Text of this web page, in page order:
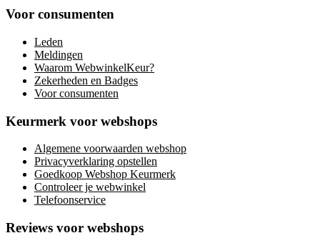
Voor consumenten
Leden
Meldingen
Waarom WebwinkelKeur?
Zekerheden en Badges
Voor consumenten
Keurmerk voor webshops
Algemene voorwaarden webshop
Privacyverklaring opstellen
Goedkoop Webshop Keurmerk
Controleer je webwinkel
Telefoonservice
Reviews voor webshops